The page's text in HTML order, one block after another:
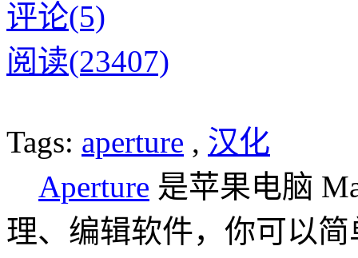
评论(5)
阅读(23407)
Tags: aperture , 汉化
Aperture 是苹果电脑
理、编辑软件，你可以